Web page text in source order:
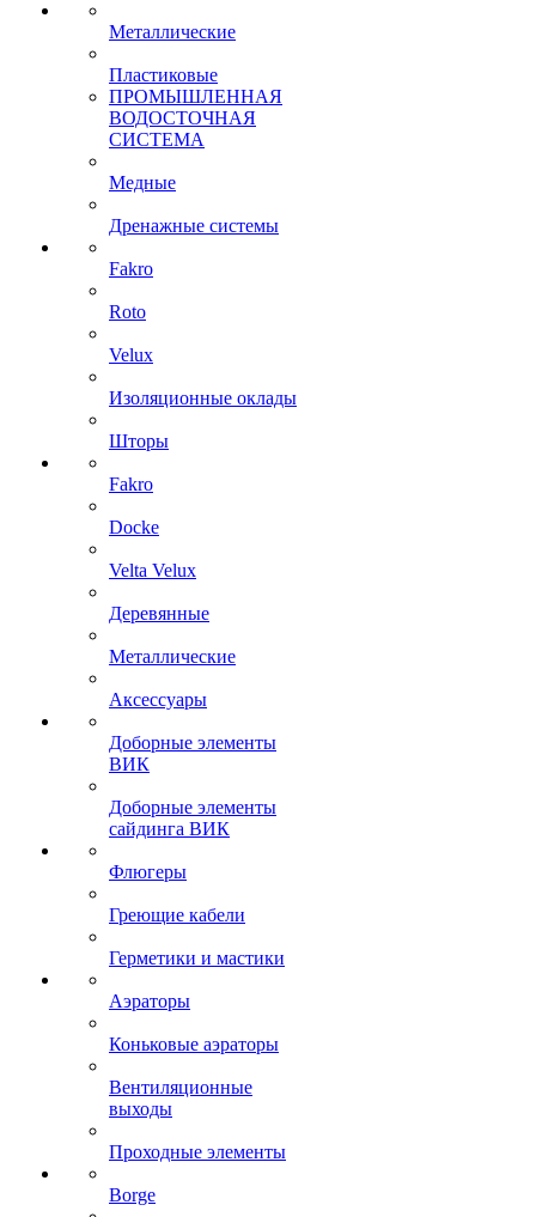
Металлические
Пластиковые
ПРОМЫШЛЕННАЯ
ВОДОСТОЧНАЯ
СИСТЕМА
Медные
Дренажные системы
Fakro
Roto
Velux
Изоляционные оклады
Шторы
Fakro
Docke
Velta Velux
Деревянные
Металлические
Аксессуары
Доборные элементы
ВИК
Доборные элементы
сайдинга ВИК
Флюгеры
Греющие кабели
Герметики и мастики
Аэраторы
Коньковые аэраторы
Вентиляционные
выходы
Проходные элементы
Borge